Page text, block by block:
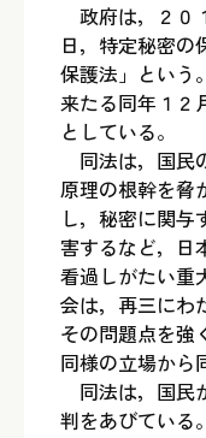
政府は，２０
日，特定秘密の
保護法」という
来たる同年１２
としている。
同法は，国民
原理の根幹を脅
し，秘密に関
害するなど，日
看過しがたい重
会は，再三にわ
その問題点を強
同様の立場から
同法は，国民
判をあびている